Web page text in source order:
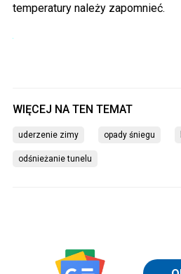
temperatury należy zapomnieć.
uderzenie zimy opady śniegu
odśnieżanie tunelu